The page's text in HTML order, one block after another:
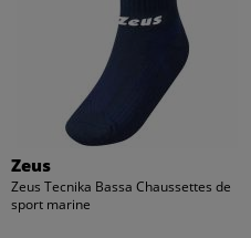
Zeus
Zeus Tecnika Bassa Chaussettes de
sport marine